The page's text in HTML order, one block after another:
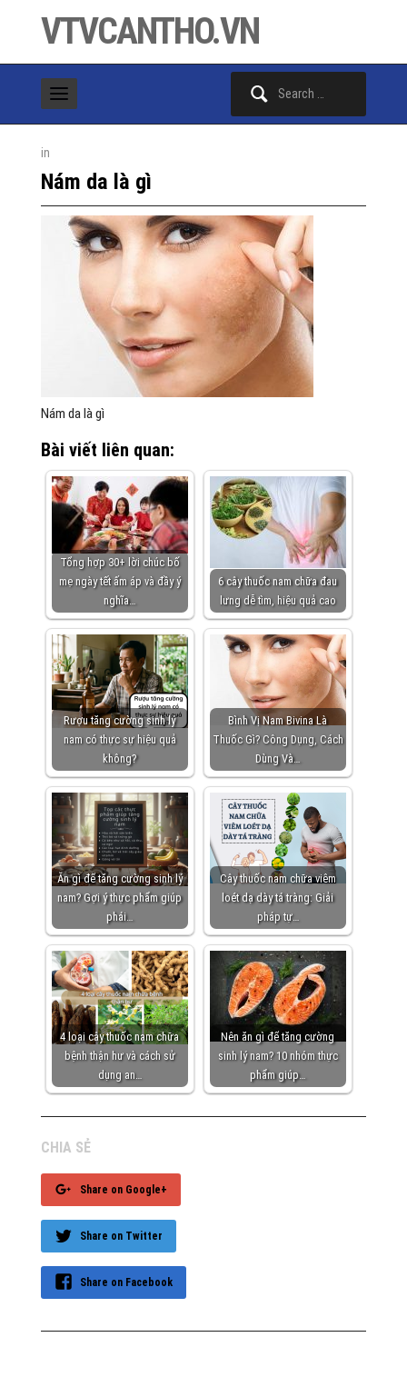
VTVCANTHO.VN
in
Nám da là gì
Nám da là gì
Bài viết liên quan:
Tổng hợp 30+ lời chúc bố
mẹ ngày tết ấm áp và đầy ý
nghĩa…
6 cây thuốc nam chữa đau
lưng dễ tìm, hiệu quả cao
Rượu tăng cường sinh lý
nam có thực sự hiệu quả
không?
Bình Vị Nam Bivina Là
Thuốc Gì? Công Dụng, Cách
Dùng Và…
Ăn gì để tăng cường sinh lý
nam? Gợi ý thực phẩm giúp
phái…
Cây thuốc nam chữa viêm
loét dạ dày tá tràng: Giải
pháp tự…
4 loại cây thuốc nam chữa
bệnh thận hư và cách sử
dụng an…
Nên ăn gì để tăng cường
sinh lý nam? 10 nhóm thực
phẩm giúp…
CHIA SẺ
Share on Google+
Share on Twitter
Share on Facebook